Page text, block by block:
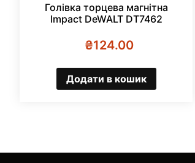
Голівка торцева магнітна
Impact DeWALT DT7462
₴124.00
Додати в кошик